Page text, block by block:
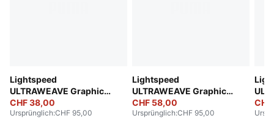
Lightspeed
ULTRAWEAVE Graphic
Running Singlet Women
CHF 38,00
Ursprünglich:CHF 95,00
Lightspeed
ULTRAWEAVE Graphic
Running Singlet Women
CHF 58,00
Ursprünglich:CHF 95,00